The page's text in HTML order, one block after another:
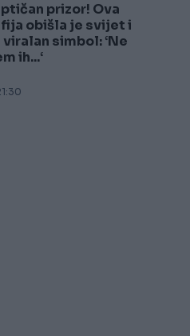
prizor! Ova
obišla je svijet i
simbol: ‘Ne
ih...‘